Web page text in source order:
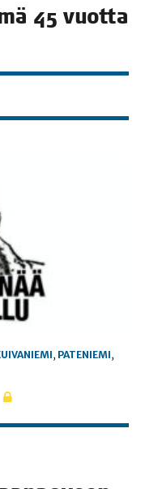
45 vuotta
, PATENIEMI,